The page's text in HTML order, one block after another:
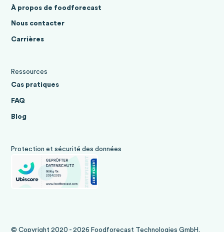
À propos de foodforecast
Nous contacter
Carrières
Ressources
Cas pratiques
FAQ
Blog
Protection et sécurité des données
© Copyright 2020 - 2026 Foodforecast Technologies GmbH.